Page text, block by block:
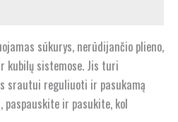
sūkurys, nerūdijančio plieno,
kubilų sistemose. Jis turi
srautui reguliuoti ir pasukamą
ir pasukite, kol